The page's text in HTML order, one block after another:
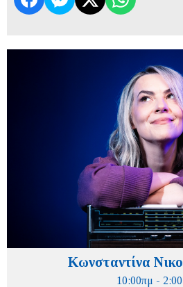
Κωνσταντίνα
10:00πμ -